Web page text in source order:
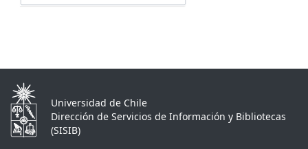
Universidad de Chile
Dirección de Servicios de Información y Bibliotecas
(SISIB)